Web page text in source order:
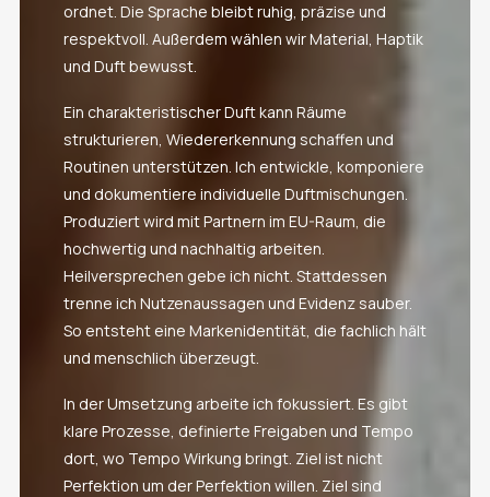
ordnet. Die Sprache bleibt ruhig, präzise und
respektvoll. Außerdem wählen wir Material, Haptik
und Duft bewusst.
Ein charakteristischer Duft kann Räume
strukturieren, Wiedererkennung schaffen und
Routinen unterstützen. Ich entwickle, komponiere
und dokumentiere individuelle Duftmischungen.
Produziert wird mit Partnern im EU-Raum, die
hochwertig und nachhaltig arbeiten.
Heilversprechen gebe ich nicht. Stattdessen
trenne ich Nutzenaussagen und Evidenz sauber.
So entsteht eine Markenidentität, die fachlich hält
und menschlich überzeugt.
In der Umsetzung arbeite ich fokussiert. Es gibt
klare Prozesse, definierte Freigaben und Tempo
dort, wo Tempo Wirkung bringt. Ziel ist nicht
Perfektion um der Perfektion willen. Ziel sind